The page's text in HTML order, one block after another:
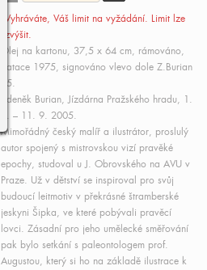
Vyhráváte, Váš limit na vyžádání. Limit lze
zvýšit.
Olej na kartonu, 37,5 x 64 cm, rámováno,
datace 1975, signováno vlevo dole Z.Burian
75.
Zdeněk Burian, Jízdárna Pražského hradu, 1.
4. – 11. 9. 2005.
Mimořádný český malíř a ilustrátor, proslulý
autor spojený s mistrovskou vizí pravěké
epochy, studoval u J. Obrovského na AVU v
Praze. Už v dětství se inspiroval pro svůj
budoucí leitmotiv v překrásné štramberské
jeskyni Šipka, ve které pobývali pravěcí
lovci. Zásadní pro jeho umělecké směřování
pak bylo setkání s paleontologem prof.
Augustou, který si ho na základě ilustrace k